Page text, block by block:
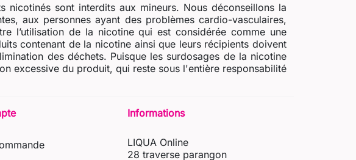
sont interdits aux mineurs. Nous déconseillons la
aux personnes ayant des problèmes cardio-vasculaires,
l’utilisation de la nicotine qui est considérée comme une
contenant de la nicotine ainsi que leurs récipients doivent
des déchets. Puisque les surdosages de la nicotine
excessive du produit, qui reste sous l'entière responsabilité
Informations
LIQUA Online
28 traverse parangon